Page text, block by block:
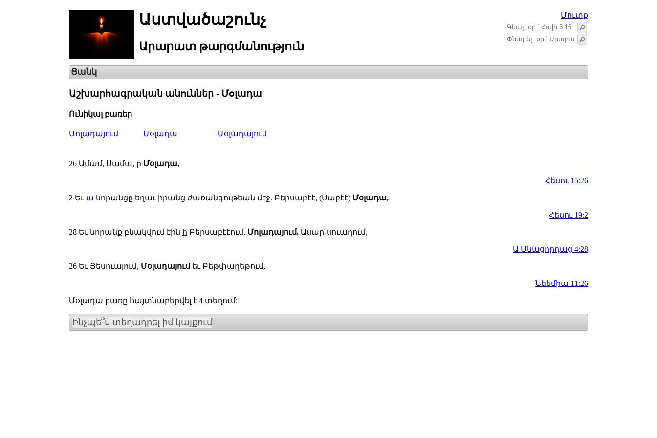
Աստվածաշունչ
Արարատթարգմանություն
Մուտք
Ցանկ
Աշխարհագրական անուններ - Մօլադա
Ունիկալ բառեր
Մոլադայում Մօլադա Մօլադայում
26 Ամամ, Սամա, ր Մօլադա,
Հեսու 15:26
2 Եւ ա նորանցը եղաւ իրանց ժառանգութեան մէջ. Բերսաբէէ, (Սաբէէ) Մօլադա,
Հեսու 19:2
28 Եւ նորանք բնակվում էին հ Բերսաբէէում, Մոլադայում,Ասար-սուաղում,
Ա Մնացորդաց 4:28
26 Եւ Յեսուայում, Մօլադայումեւ Բեթփաղեթում,
Նեեմիա 11:26
Մօլադա բառը հայտնաբերվել է 4 տեղում:
Ինչպե՞ս տեղադրել իմ կայքում